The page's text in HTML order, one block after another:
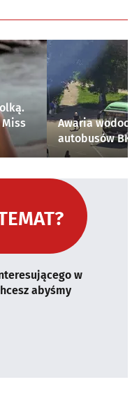
Awaria
autobusów
w
abyśmy